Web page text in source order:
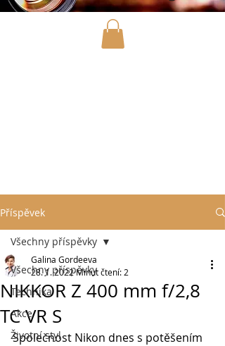
Příspěvek
Všechny příspěvky
Technika
Akce
Životní styl
Všechny příspěvky
NIKKOR Z 400 mm f/2,8
TC VR S
Galina Gordeeva
28. 1. 2022 Minut čtení: 2
Společnost Nikon dnes s potěšením